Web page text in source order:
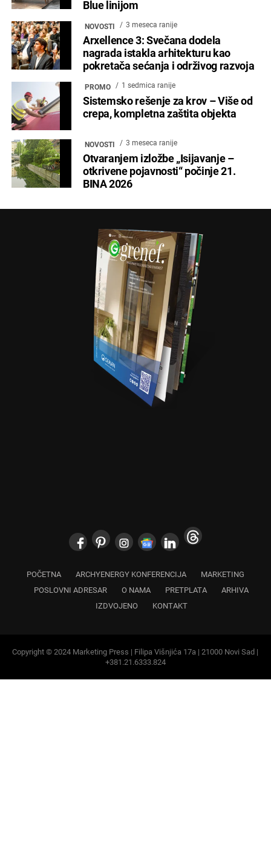
Blue linijom
NOVOSTI 3 meseca ranije
Arxellence 3: Svečana dodela
nagrada istakla arhitekturu kao
pokretača sećanja i održivog razvoja
PROMO 1 sedmica ranije
Sistemsko rešenje za krov – Više od
crepa, kompletna zaštita objekta
NOVOSTI 3 meseca ranije
Otvaranjem izložbe „Isijavanje –
otkrivene pojavnosti“ počinje 21.
BINA 2026
POSLOVNI ADRESAR
O NAMA PRETPLATA
+381.21.6333.824